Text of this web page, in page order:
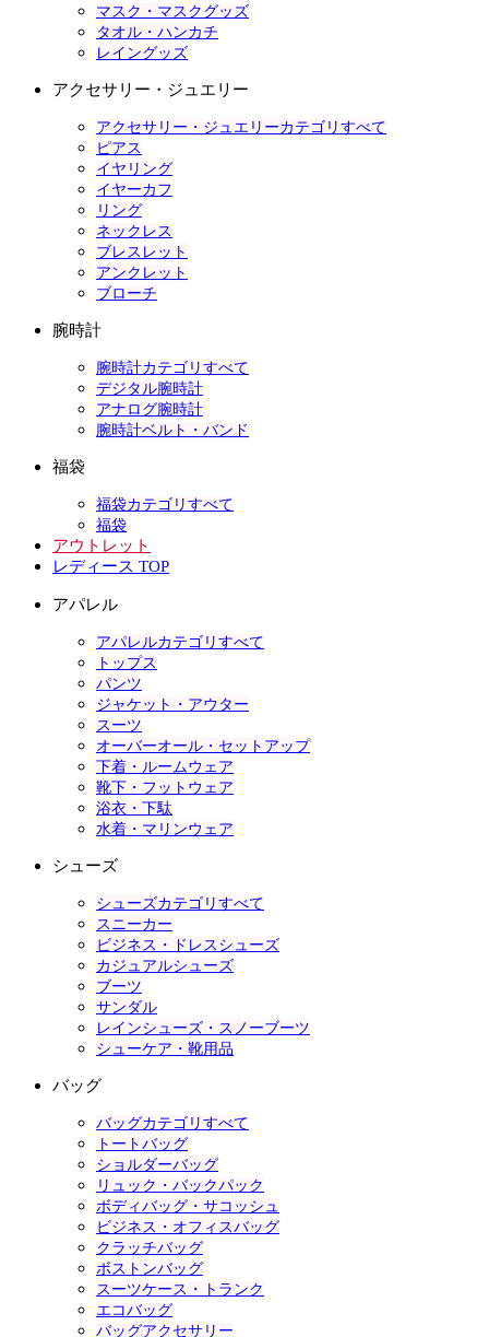
マスク・マスクグッズ
タオル・ハンカチ
レイングッズ
アクセサリー・ジュエリー
アクセサリー・ジュエリーカテゴリすべて
ピアス
イヤリング
イヤーカフ
リング
ネックレス
ブレスレット
アンクレット
ブローチ
腕時計
腕時計カテゴリすべて
デジタル腕時計
アナログ腕時計
腕時計ベルト・バンド
福袋
福袋カテゴリすべて
福袋
アウトレット
レディース TOP
アパレル
アパレルカテゴリすべて
トップス
パンツ
ジャケット・アウター
スーツ
オーバーオール・セットアップ
下着・ルームウェア
靴下・フットウェア
浴衣・下駄
水着・マリンウェア
シューズ
シューズカテゴリすべて
スニーカー
ビジネス・ドレスシューズ
カジュアルシューズ
ブーツ
サンダル
レインシューズ・スノーブーツ
シューケア・靴用品
バッグ
バッグカテゴリすべて
トートバッグ
ショルダーバッグ
リュック・バックパック
ボディバッグ・サコッシュ
ビジネス・オフィスバッグ
クラッチバッグ
ボストンバッグ
スーツケース・トランク
エコバッグ
バッグアクセサリー